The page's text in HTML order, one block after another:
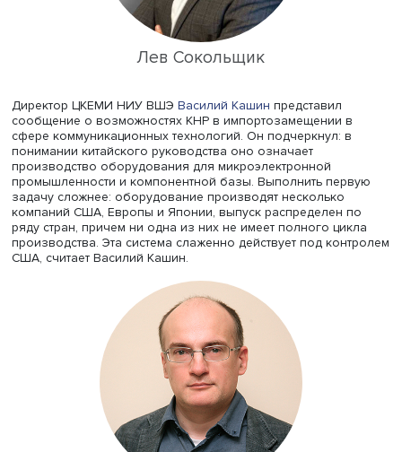
Лев Сокольщик
Директор ЦКЕМИ НИУ ВШЭ
сообщение о возможностях КНР в импортозамещении
сфере коммуникационных технологий. Он подчеркнул:
понимании китайского руководства оно означает
производство оборудования для микроэлектронной
промышленности и компонентной базы. Выполнить
задачу сложнее: оборудование производят несколько
компаний США, Европы и Японии, выпуск распределен
ряду стран, причем ни одна из них не имеет полного
производства. Эта система слаженно действует под
США, считает Василий Кашин.